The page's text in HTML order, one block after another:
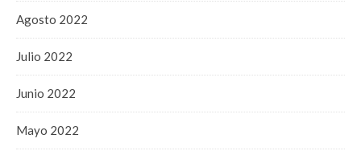
Agosto 2022
Julio 2022
Junio 2022
Mayo 2022